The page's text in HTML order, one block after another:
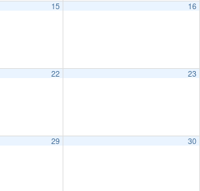
15 16
22 23
29 30